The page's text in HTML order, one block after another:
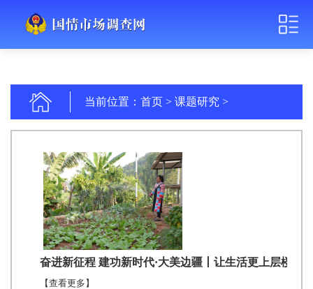
当前位置： 首页 > 课题研究 >
奋进新征程 建功新时代·大美边疆丨让生活更上层楼
【查看更多】